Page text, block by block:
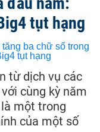
tụt hạng
từ dịch vụ các
cùng kỳ năm
một trong
của một số